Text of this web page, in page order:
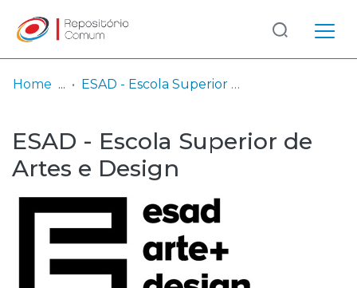
& Collections
Browse repository
Entities
Log
In
(current)
Home ESAD - Escola Superior de Artes e Design
ESAD - Escola Superior de
Artes e Design